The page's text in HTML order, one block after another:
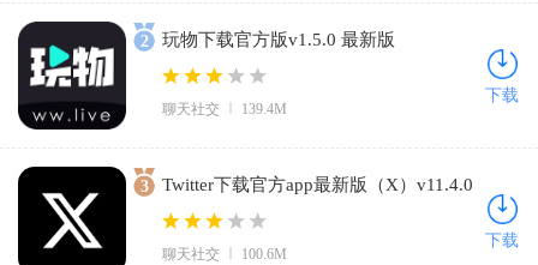
2 玩物下载官方版v1.5.0 最新版
聊天社交 139.4M
下载
3
Twitter下载官方app最新版（X）v11.4.0
手机版
聊天社交 100.6M
下载